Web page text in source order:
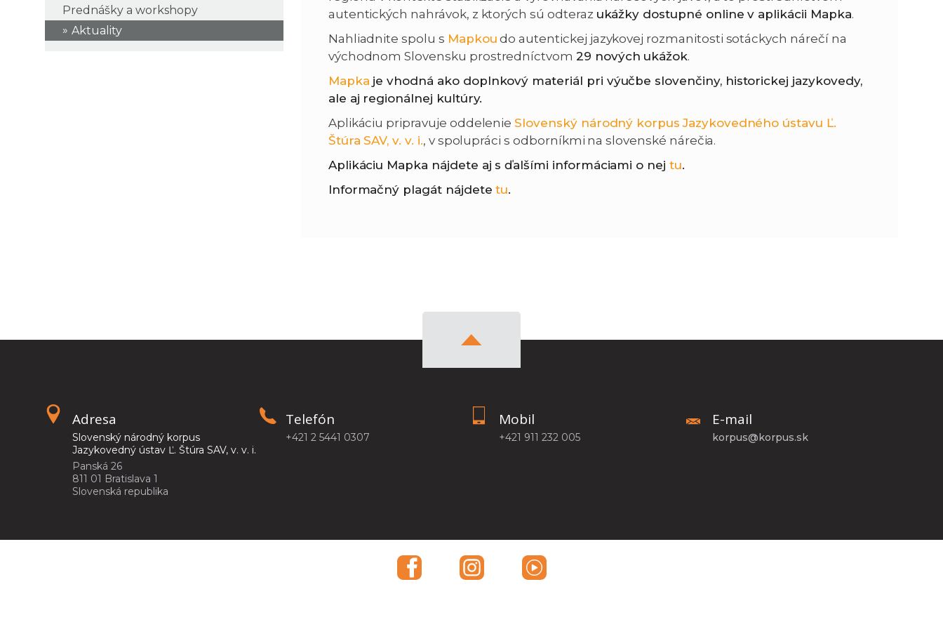
ne
Prednášky a workshopy
Aktuality
autentických nahrávok, z ktorých sú odteraz ukážky dostupné online v aplikácii Mapka.
Nahliadnite spolu s Mapkou do autentickej jazykovej rozmanitosti sotáckych nárečí na
východnom Slovensku prostredníctvom 29 nových ukážok.
Mapka je vhodná ako doplnkový materiál pri výučbe slovenčiny, historickej jazykovedy,
ale aj regionálnej kultúry.
Aplikáciu pripravuje oddelenieSlovenský národný korpus Jazykovedného ústavu Ľ.
Štúra SAV, v. v. i., v spolupráci s odborníkmi na slovenské nárečia.
Aplikáciu Mapka nájdete aj s ďalšími informáciami o nej tu.
Informačný plagát nájdetetu.
Adresa
Slovenský národný korpus
Jazykovedný ústav Ľ. Štúra SAV, v. v. i.
Panská 26
811 01 Bratislava 1
Slovenská republika
Telefón
+421 2 5441 0307
Mobil
+421 911 232 005
E-mail
korpus@korpus.sk